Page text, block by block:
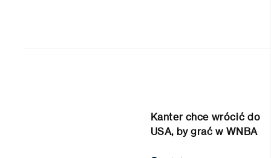
Kanter chce wrócić do
USA, by grać w WNBA